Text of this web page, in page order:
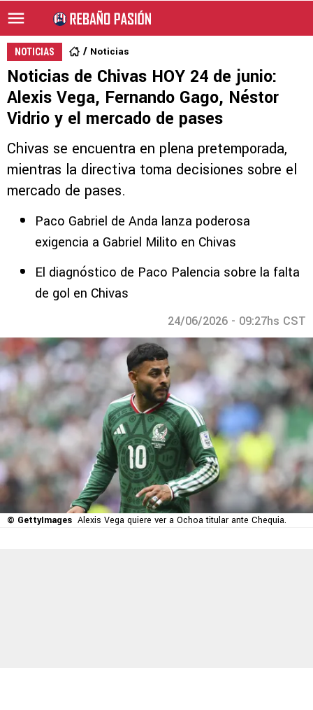
NOTICIAS Noticias
Noticias de Chivas HOY 24 de junio:
Alexis Vega, Fernando Gago, Néstor
Vidrio y el mercado de pases
Chivas se encuentra en plena pretemporada,
mientras la directiva toma decisiones sobre el
mercado de pases.
Paco Gabriel de Anda lanza poderosa
exigencia a Gabriel Milito en Chivas
El diagnóstico de Paco Palencia sobre la falta
de gol en Chivas
24/06/2026 - 09:27hs CST
© GettyImages Alexis Vega quiere ver a Ochoa titular ante Chequia.